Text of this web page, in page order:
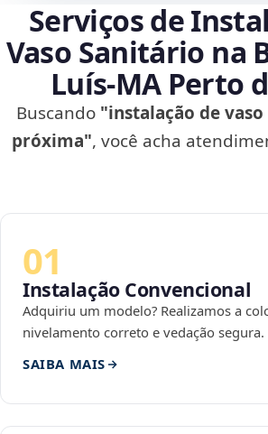
Serviços de
Vaso Sanitário na
Luís‑MA Perto
Buscando "instalação de
próxima", você acha
01
Instalação Convencional
Adquiriu um modelo? Realizamos a
nivelamento correto e vedação segura.
SAIBA MAIS